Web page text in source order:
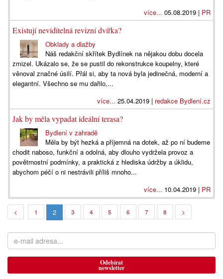
více... 05.08.2019 | PR
Existují neviditelná revizní dvířka?
Obklady a dlažby
Náš redakční skřítek Bydlínek na nějakou dobu docela
zmizel. Ukázalo se, že se pustil do rekonstrukce koupelny, které
věnoval značné úsilí. Přál si, aby ta nová byla jedinečná, moderní a
elegantní. Všechno se mu dařilo,...
více... 25.04.2019 | redakce Bydlení.cz
Jak by měla vypadat ideální terasa?
Bydlení v zahradě
Měla by být hezká a příjemná na dotek, až po ní budeme
chodit naboso, funkční a odolná, aby dlouho vydržela provoz a
povětrnostní podmínky, a praktická z hlediska údržby a úklidu,
abychom péčí o ni nestrávili příliš mnoho...
více... 10.04.2019 | PR
< 1 2 3 4 5 6 7 8 >
Odebírat
newsletter